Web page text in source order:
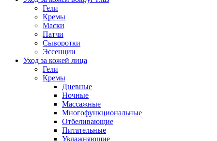
Гели
Кремы
Маски
Патчи
Сыворотки
Эссенции
Уход за кожей лица
Гели
Кремы
Дневные
Ночные
Массажные
Многофункциональные
Отбеливающие
Питательные
Увлажняющие